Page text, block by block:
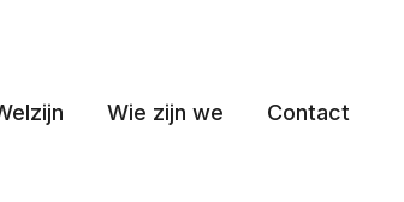
Wie zijn we Contact